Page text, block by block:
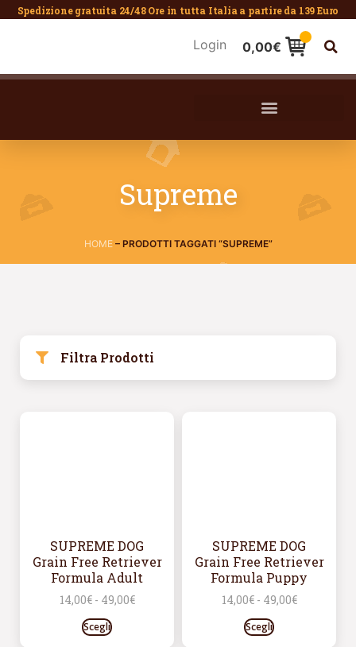
Spedizione gratuita 24/48 Ore in tutta Italia a partire da 139 Euro
Login 0,00€
Supreme
HOME– PRODOTTI TAGGATI “SUPREME”
Filtra Prodotti
SUPREME DOG
Grain Free Retriever
Formula Adult
14,00€ - 49,00€
Scegli
SUPREME DOG
Grain Free Retriever
Formula Puppy
14,00€ - 49,00€
Scegli